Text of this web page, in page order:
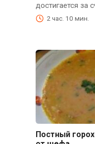
достигается за
2 час. 10 мин.
Постный